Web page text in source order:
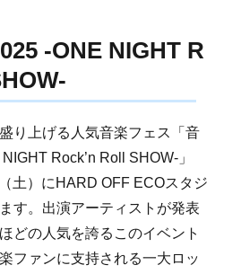
-ONE NIGHT R
り上げる人気音楽フェス「音
Rock’n Roll SHOW-」
土）にHARD OFF ECOスタジ
す。出演アーティストが発表
どの人気を誇るこのイベント
ファンに支持される一大ロッ